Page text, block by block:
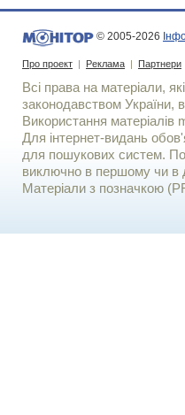
© 2005-2026
Про проект | Реклама | Партнери
Всі права на матеріали,
законодавством України,
Використання матерiалiв
Для iнтернет-видань
для пошукових систем.
виключно в першому чи в
Матеріали з позначкою